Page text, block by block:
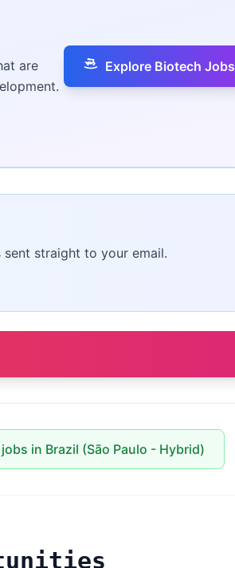
are
Explore Biotech Jobs
straight to your email.
in Brazil (São Paulo - Hybrid)